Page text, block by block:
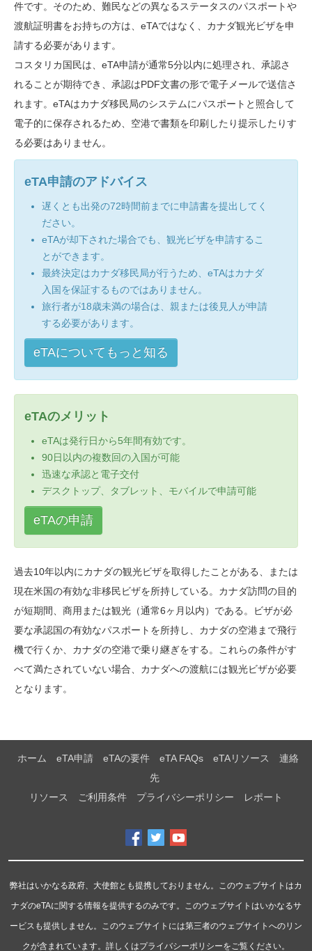
件です。そのため、難民などの異なるステータスのパスポートや
渡航証明書をお持ちの方は、eTAではなく、カナダ観光ビザを申
請する必要があります。
コスタリカ国民は、eTA申請が通常5分以内に処理され、承認さ
れることが期待でき、承認はPDF文書の形で電子メールで送信さ
れます。eTAはカナダ移民局のシステムにパスポートと照合して
電子的に保存されるため、空港で書類を印刷したり提示したりす
る必要はありません。
eTA申請のアドバイス
遅くとも出発の72時間前までに申請書を提出してく
ださい。
eTAが却下された場合でも、観光ビザを申請するこ
とができます。
最終決定はカナダ移民局が行うため、eTAはカナダ
入国を保証するものではありません。
旅行者が18歳未満の場合は、親または後見人が申請
する必要があります。
eTAについてもっと知る
eTAのメリット
eTAは発行日から5年間有効です。
90日以内の複数回の入国が可能
迅速な承認と電子交付
デスクトップ、タブレット、モバイルで申請可能
eTAの申請
過去10年以内にカナダの観光ビザを取得したことがある、または
現在米国の有効な非移民ビザを所持している。カナダ訪問の目的
が短期間、商用または観光（通常6ヶ月以内）である。ビザが必
要な承認国の有効なパスポートを所持し、カナダの空港まで飛行
機で行くか、カナダの空港で乗り継ぎをする。これらの条件がす
べて満たされていない場合、カナダへの渡航には観光ビザが必要
となります。
ホーム eTA申請 eTAの要件 eTA FAQs eTAリソース
連絡
先
リソース
ご利用条件 プライバシーポリシー レポート
弊社はいかなる政府、大使館とも提携しておりません。このウェブサイトはカ
ナダのeTAに関する情報を提供するのみです。このウェブサイトはいかなるサ
ービスも提供しません。このウェブサイトには第三者のウェブサイトへのリン
クが含まれています。詳しくはプライバシーポリシーをご覧ください。